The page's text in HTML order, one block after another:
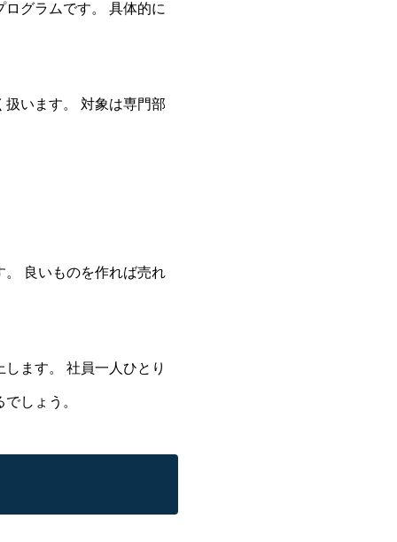
グラムです。 具体的に
います。 対象は専門部
良いものを作れば売れ
ます。 社員一人ひとり
しょう。